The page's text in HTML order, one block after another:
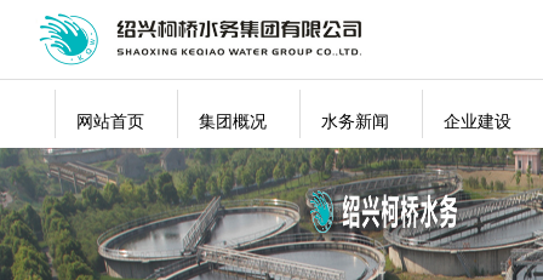
网站首页 集团概况 水务新闻 企业建设